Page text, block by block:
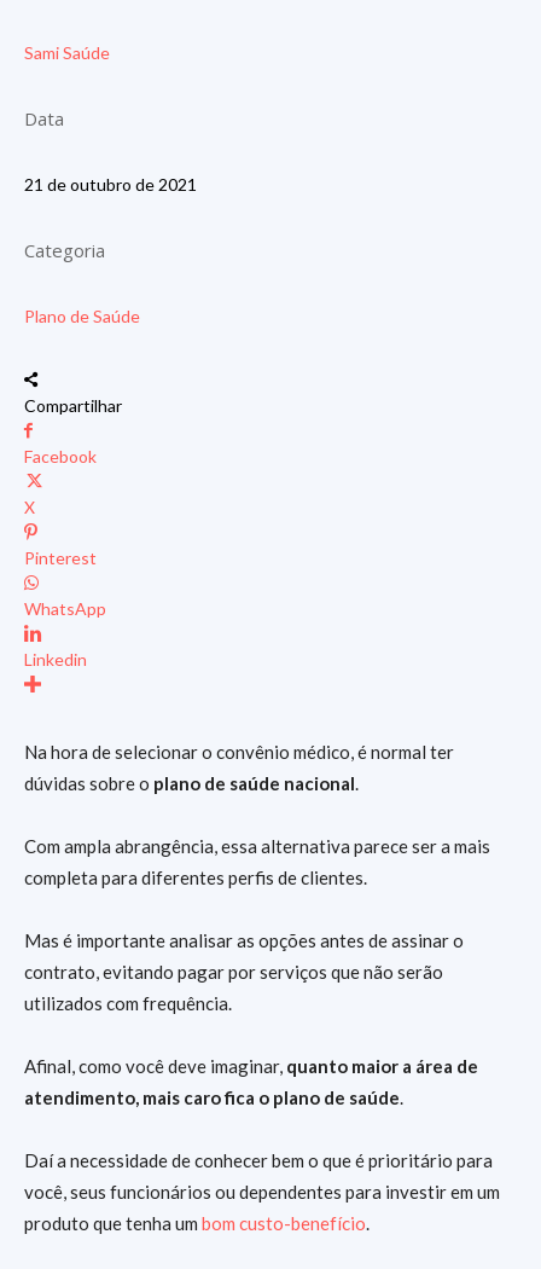
Sami Saúde
Data
21 de outubro de 2021
Categoria
Plano de Saúde
Compartilhar
Facebook
X
Pinterest
WhatsApp
Linkedin
Na hora de selecionar o convênio médico, é normal ter
dúvidas sobre o plano de saúde nacional.
Com ampla abrangência, essa alternativa parece ser a mais
completa para diferentes perfis de clientes.
Mas é importante analisar as opções antes de assinar o
contrato, evitando pagar por serviços que não serão
utilizados com frequência.
Afinal, como você deve imaginar, quanto maior a área de
atendimento, mais caro fica o plano de saúde.
Daí a necessidade de conhecer bem o que é prioritário para
você, seus funcionários ou dependentes para investir em um
produto que tenha um bom custo-benefício.